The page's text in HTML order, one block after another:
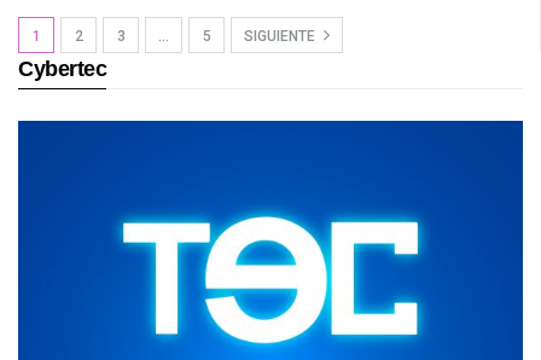
1 2 3 5 SIGUIENTE
Cybertec